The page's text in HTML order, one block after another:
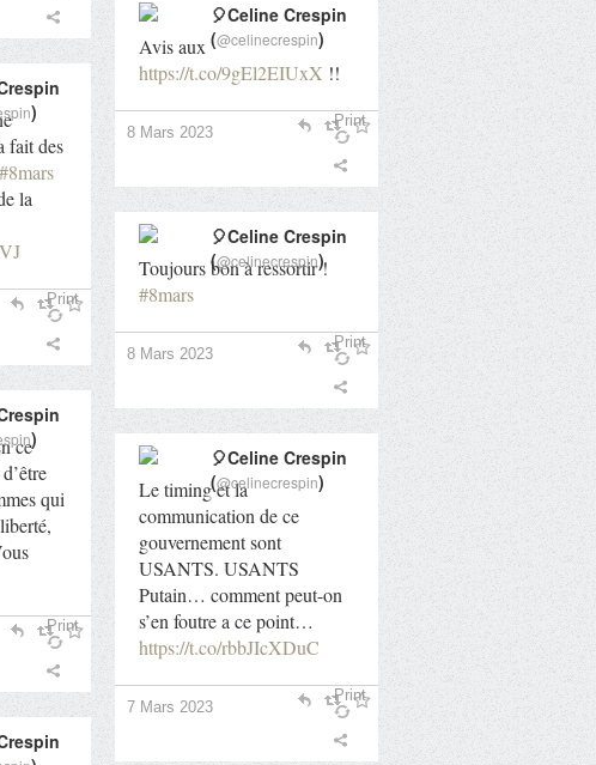
Avis aux
https://t.co/9gEl2EIUxX !!
🎈Celine Crespin
(@celinecrespin)
8 Mars 2023
Print
fait des
#8mars
la
)
Print
Toujours bon à ressortir !
#8mars
🎈Celine Crespin
(@celinecrespin)
8 Mars 2023
Print
ce
qui
)
Print
Le timing et la
communication de ce
gouvernement sont
USANTS. USANTS
Putain… comment peut-on
s’en foutre a ce point…
https://t.co/rbbJIcXDuC
🎈Celine Crespin
(@celinecrespin)
7 Mars 2023
Print